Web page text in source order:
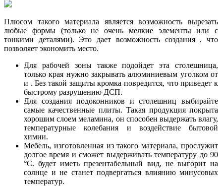
Плюсом такого материала является возможность вырезать
любые формы (только не очень мелкие элементы или с
тонкими деталями). Это дает возможность создания , что
позволяет экономить место.
Для рабочей зоны также подойдет эта столешница,
только края нужно закрывать алюминиевым уголком от
и . Без такой защиты кромка повредится, что приведет к
быстрому разрушению ДСП.
Для создания подоконников и столешниц выбирайте
самые качественные плиты. Такая продукция покрыта
хорошим слоем меламина, он способен выдержать влагу,
температурные колебания и воздействие бытовой
химии.
Мебель, изготовленная из такого материала, прослужит
долгое время и сможет выдерживать температуру до 90
°С. будет иметь презентабельный вид, не выгорит на
солнце и не станет подвергаться влиянию минусовых
температур.